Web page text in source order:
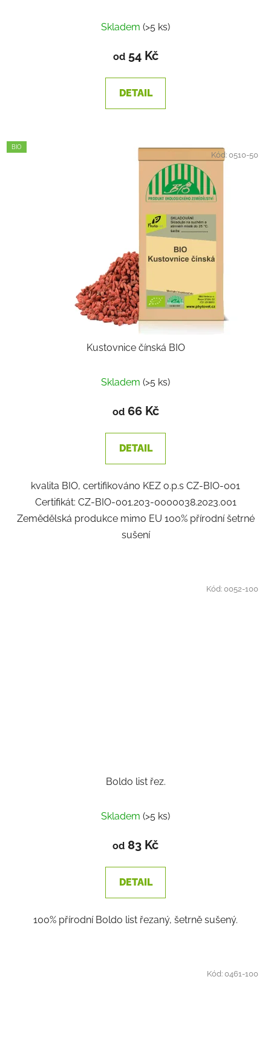
Skladem (>5 ks)
od54 Kč
DETAIL
BIO
Kustovnice čínská BIO
Skladem (>5 ks)
od66 Kč
DETAIL
kvalita BIO, certifikováno KEZ o.p.s CZ-BIO-001
Certifikát: CZ-BIO-001.203-0000038.2023.001
Zemědělská produkce mimo EU 100% přírodní šetrné
sušení
Kód:0510-50
Boldo list řez.
Skladem (>5 ks)
od 83 Kč
DETAIL
100% přírodní Boldo list řezaný, šetrně sušený.
Kód:0052-100
Kód:0461-100